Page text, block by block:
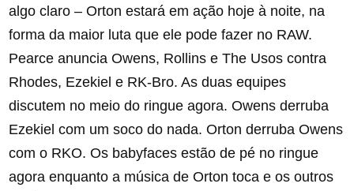
algo claro – Orton estará em ação hoje à noite, na
forma da maior luta que ele pode fazer no RAW.
Pearce anuncia Owens, Rollins e The Usos contra
Rhodes, Ezekiel e RK-Bro. As duas equipes
discutem no meio do ringue agora. Owens derruba
Ezekiel com um soco do nada. Orton derruba Owens
com o RKO. Os babyfaces estão de pé no ringue
agora enquanto a música de Orton toca e os outros